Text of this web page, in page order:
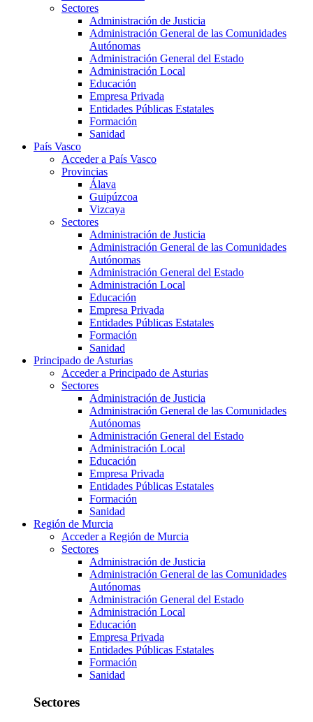
Sectores
Administración de Justicia
Administración General de las Comunidades
Autónomas
Administración General del Estado
Administración Local
Educación
Empresa Privada
Entidades Públicas Estatales
Formación
Sanidad
País Vasco
Acceder a País Vasco
Provincias
Álava
Guipúzcoa
Vizcaya
Sectores
Administración de Justicia
Administración General de las Comunidades
Autónomas
Administración General del Estado
Administración Local
Educación
Empresa Privada
Entidades Públicas Estatales
Formación
Sanidad
Principado de Asturias
Acceder a Principado de Asturias
Sectores
Administración de Justicia
Administración General de las Comunidades
Autónomas
Administración General del Estado
Administración Local
Educación
Empresa Privada
Entidades Públicas Estatales
Formación
Sanidad
Región de Murcia
Acceder a Región de Murcia
Sectores
Administración de Justicia
Administración General de las Comunidades
Autónomas
Administración General del Estado
Administración Local
Educación
Empresa Privada
Entidades Públicas Estatales
Formación
Sanidad
Sectores